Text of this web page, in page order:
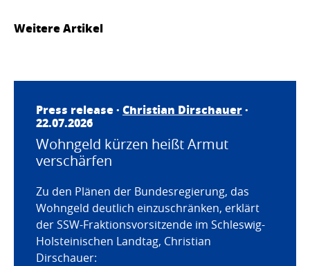
Weitere Artikel
Press release · Christian Dirschauer·
22.07.2026
Wohngeld kürzen heißt Armut
verschärfen
Zu den Plänen der Bundesregierung, das
Wohngeld deutlich einzuschränken, erklärt
der SSW-Fraktionsvorsitzende im Schleswig-
Holsteinischen Landtag, Christian
Dirschauer: